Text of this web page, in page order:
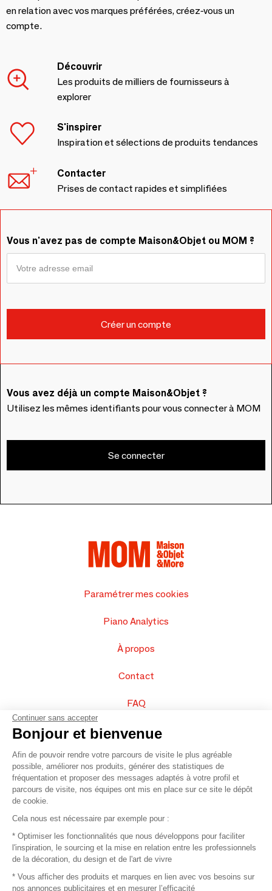
en relation avec vos marques préférées, créez-vous un
compte.
Découvrir
Les produits de milliers de fournisseurs à
explorer
S'inspirer
Inspiration et sélections de produits tendances
Contacter
Prises de contact rapides et simplifiées
Vous n'avez pas de compte Maison&Objet ou MOM ?
Vous avez déjà un compte Maison&Objet ?
Utilisez les mêmes identifiants pour vous connecter à MOM
Se connecter
Paramétrer mes cookies
Piano Analytics
À propos
Contact
FAQ
Vendez vos produits
Plan du site
© 2016 –Organisation SAFI
Recrutement
Continuer sans accepter
Bonjour et bienvenue
Afin de pouvoir rendre votre parcours de visite le plus agréable
possible, améliorer nos produits, générer des statistiques de
fréquentation et proposer des messages adaptés à votre profil et
parcours de visite, nos équipes ont mis en place sur ce site le dépôt
de cookie.
Cela nous est nécessaire par exemple pour :
* Optimiser les fonctionnalités que nous développons pour faciliter
l'inspiration, le sourcing et la mise en relation entre les professionnels
de la décoration, du design et de l'art de vivre
* Vous afficher des produits et marques en lien avec vos besoins sur
nos annonces publicitaires et en mesurer l’efficacité